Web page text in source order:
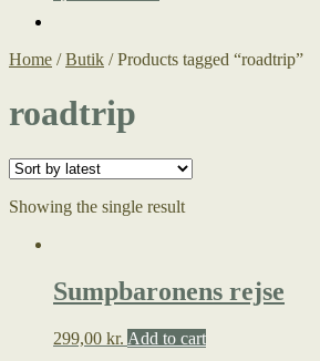
Home /Butik /Products tagged “roadtrip”
roadtrip
Showing the single result
Sumpbaronens rejse
299,00 kr. Add to cart